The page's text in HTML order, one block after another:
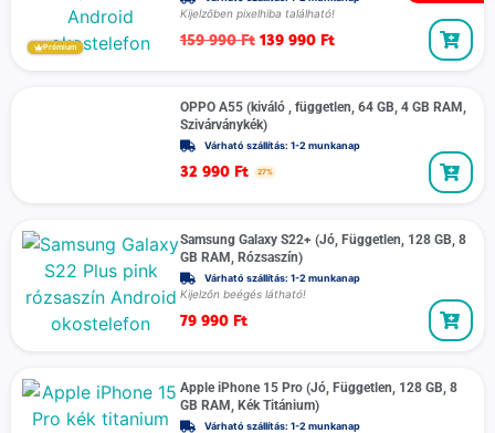
Prémium
Kijelzőben pixelhiba található!
159 990Ft 139 990 Ft
OPPO A55 (kiváló , független, 64 GB, 4 GB RAM,
Szivárványkék)
Várható szállítás: 1-2 munkanap
32 990 Ft 27%
Samsung Galaxy S22+ (Jó, Független, 128 GB, 8
GB RAM, Rózsaszín)
Várható szállítás: 1-2 munkanap
Kijelzőn beégés látható!
79 990 Ft
Apple iPhone 15 Pro (Jó, Független, 128 GB, 8
GB RAM, Kék Titánium)
Várható szállítás: 1-2 munkanap